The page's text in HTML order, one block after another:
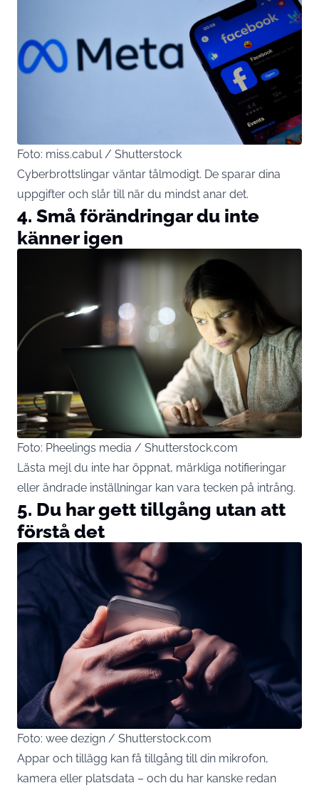
Foto: miss.cabul / Shutterstock
Cyberbrottslingar väntar tålmodigt. De sparar dina
uppgifter och slår till när du mindst anar det.
4. Små förändringar du inte
känner igen
Foto: Pheelings media / Shutterstock.com
Lästa mejl du inte har öppnat, märkliga notifieringar
eller ändrade inställningar kan vara tecken på intrång.
5. Du har gett tillgång utan att
förstå det
Foto: wee dezign / Shutterstock.com
Appar och tillägg kan få tillgång till din mikrofon,
kamera eller platsdata – och du har kanske redan